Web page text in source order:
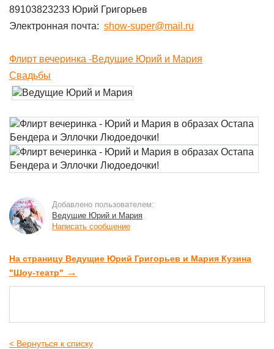
89103823233 Юрий Григорьев
Электронная почта: show-super@mail.ru
Флирт вечеринка -Ведущие Юрий и Мария
Свадьбы
Добавлено пользователем:
Ведущие Юрий и Мария
Написать сообщение
На страницу Ведущие Юрий Григорьев и Мария Кузина
"Шоу-театр" →
< Вернуться к списку